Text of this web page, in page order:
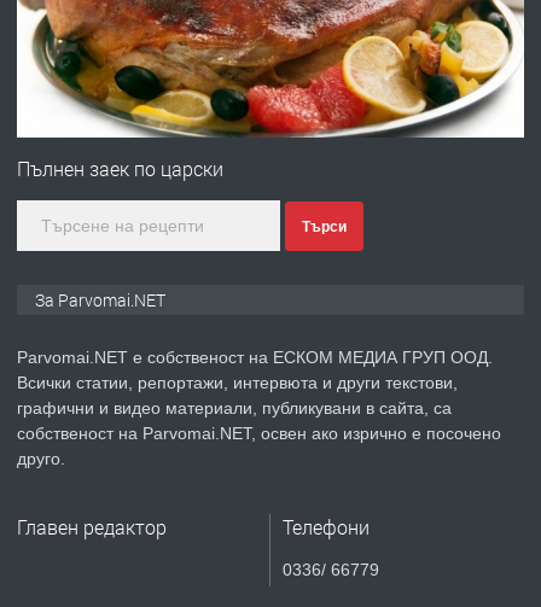
преди 1 година
ПРЕДЛАГА
Първи поход "По стъпките на Ангел
Войвода"
ПРЕДЛАГА
преди 1 година
ПРЕДЛАГА Уроци по Математика
Продавам апартамент - гр.
Пълнен заек по царски
Търси
За Parvomai.NET
Parvomai.NET е собственост на ЕСКОМ МЕДИА ГРУП ООД.
Всички статии, репортажи, интервюта и други текстови,
графични и видео материали, публикувани в сайта, са
собственост на Parvomai.NET, освен ако изрично е посочено
друго.
Главен редактор Телефони
0336/ 66779